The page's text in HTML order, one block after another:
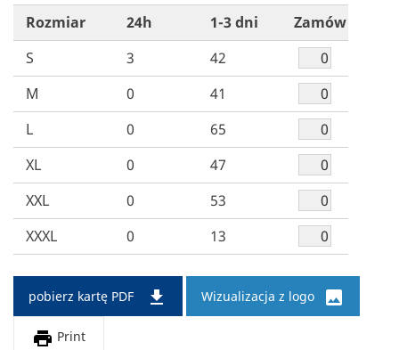
Rozmiar 24h 1-3 dni
Zamów
S
3
42
M
0
41
L
0
65
XL
0
47
XXL
0
53
XXXL
0 13
pobierz kartę PDF  Wizualizacja z logo

 Print